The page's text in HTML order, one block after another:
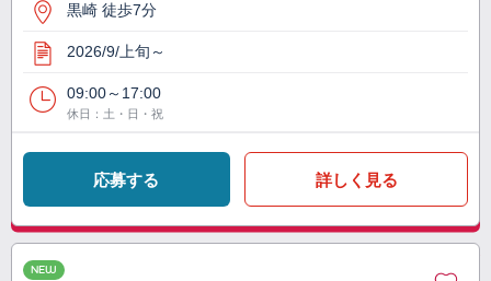
黒崎 徒歩7分
2026/9/上旬～
09:00～17:00
休日：土・日・祝
応募する 詳しく見る
NEW